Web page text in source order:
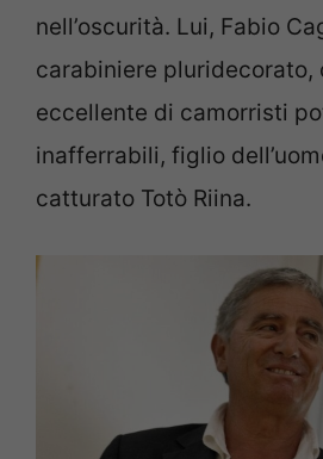
nell’oscurità. Lui, Fabio
carabiniere pluridecorato,
eccellente di camorristi
inafferrabili, figlio
catturato Totò Riina.